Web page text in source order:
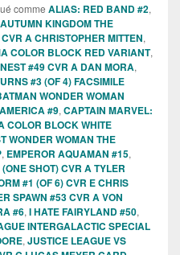
comme ALIAS: RED BAND #2,
AUTUMN KINGDOM THE
A CHRISTOPHER MITTEN,
COLOR BLOCK RED VARIANT,
#49 CVR A DAN MORA,
#3 (OF 4) FACSIMILE
WONDER WOMAN
#9, CAPTAIN MARVEL:
COLOR BLOCK WHITE
WONDER WOMAN THE
, EMPEROR AQUAMAN #15,
SHOT) CVR A TYLER
#1 (OF 6) CVR E CHRIS
SPAWN #53 CVR A VON
#6, I HATE FAIRYLAND #50,
INTERGALACTIC SPECIAL
, JUSTICE LEAGUE VS